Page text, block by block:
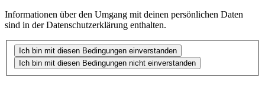
Informationen über den Umgang mit deinen persönlichen Daten
sind in der Datenschutzerklärung enthalten.